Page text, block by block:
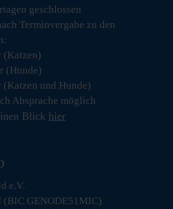
geschlossen
Terminvergabe zu den
(Katzen)
(Hunde)
(Katzen und Hunde)
Absprache möglich
Blick hier
e.V.
(BIC GENODE51MIC)